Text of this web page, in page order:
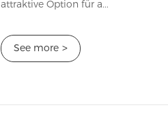
attraktive Option für a...
See more >